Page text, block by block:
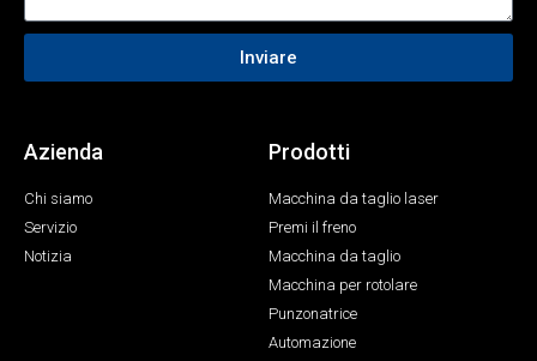
Inviare
Azienda
Chi siamo
Servizio
Notizia
Prodotti
Macchina da taglio laser
Premi il freno
Macchina da taglio
Macchina per rotolare
Punzonatrice
Automazione